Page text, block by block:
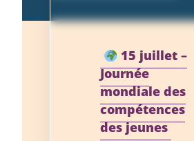
15 juillet –
Journée
mondiale des
compétences
des jeunes